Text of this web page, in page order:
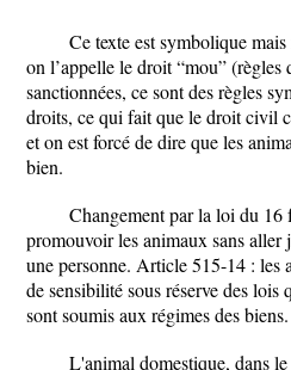
Ce texte est symbolique
on l’appelle le droit “mou” (règles
sanctionnées, ce sont des règles
droits, ce qui fait que le droit civil
et on est forcé de dire que les
bien.
Changement par la loi du 16
promouvoir les animaux sans aller
une personne. Article 515-14 : les
de sensibilité sous réserve des lois
sont soumis aux régimes des biens.
L'animal domestique, dans